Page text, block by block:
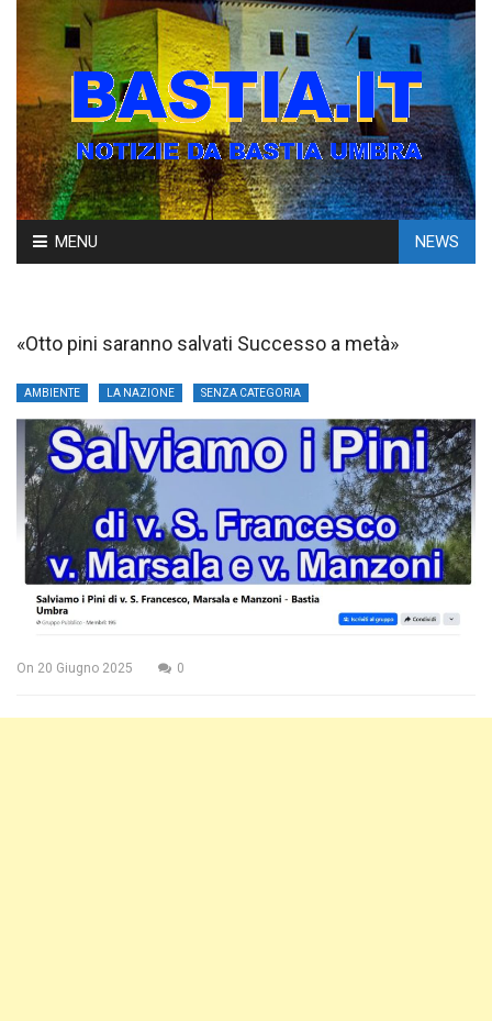
Skip
to
MENU NEWS
«Otto pini saranno salvati Successo a metà»
AMBIENTE LA NAZIONE SENZA CATEGORIA
On 20 Giugno 2025 0